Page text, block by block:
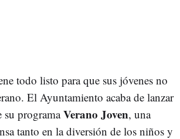
todo listo para que sus jóvenes no
El Ayuntamiento acaba de lanzar
su programaVerano Joven, una
tanto en la diversión de los niños y